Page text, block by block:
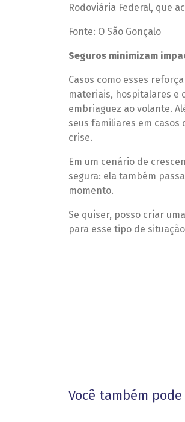
Rodoviária Federal, que
Fonte: O São Gonçalo
Seguros minimizam
Casos como esses
materiais, hospitalares e
embriaguez ao volante.
seus familiares em
crise.
Em um cenário de
segura: ela também
momento.
Se quiser, posso criar
para esse tipo de situação
Você também